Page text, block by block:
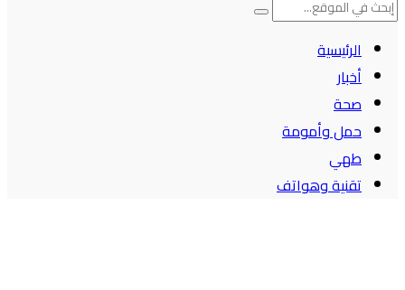
الرئيسية
أخبار
صحة
حمل وأمومة
طهي
تقنية وهواتف